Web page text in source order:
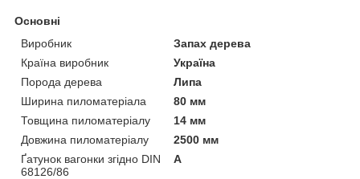
Основні
Виробник
Запах дерева
Країна виробник
Україна
Порода дерева
Липа
Ширина пиломатеріала
80 мм
Товщина пиломатеріалу
14 мм
Довжина пиломатеріалу
2500 мм
Ґатунок вагонки згідно DIN
68126/86
А